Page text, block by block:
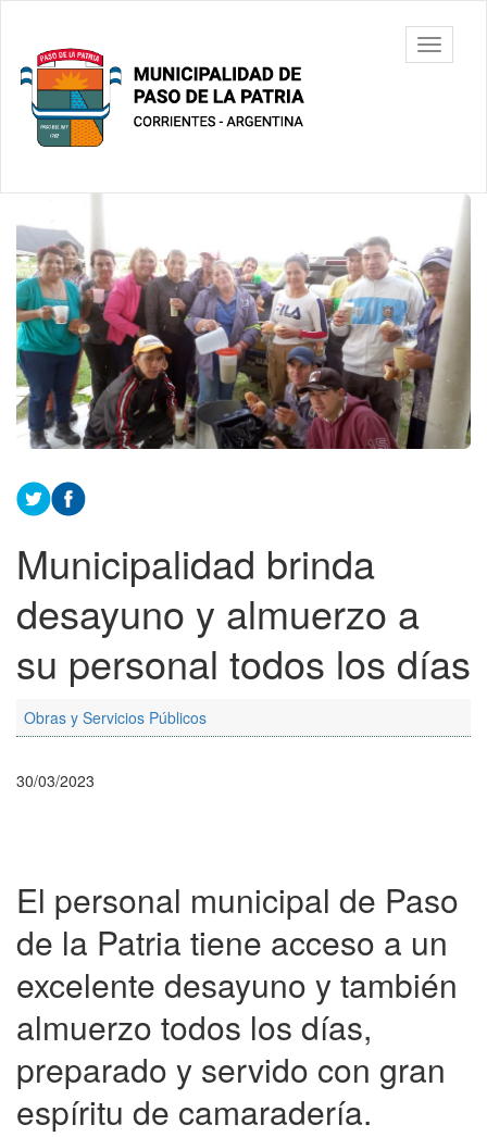
contenido
principal
Municipalidad
de Paso De
La Patria
barra
Contenido
principal
Municipalidad brinda
desayuno y almuerzo a
su personal todos los días
Obras y Servicios Públicos
30/03/2023
El personal municipal de Paso
de la Patria tiene acceso a un
excelente desayuno y también
almuerzo todos los días,
preparado y servido con gran
espíritu de camaradería.